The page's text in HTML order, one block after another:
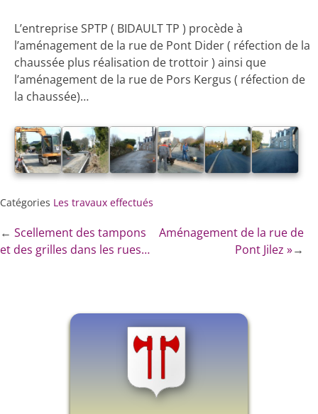
L’entreprise SPTP ( BIDAULT TP ) procède à
l’aménagement de la rue de Pont Dider ( réfection de la
chaussée plus réalisation de trottoir ) ainsi que
l’aménagement de la rue de Pors Kergus ( réfection de
la chaussée)…
Catégories Les travaux effectués
← Scellement des tampons
et des grilles dans les rues…
Aménagement de la rue de
Pont Jilez »→